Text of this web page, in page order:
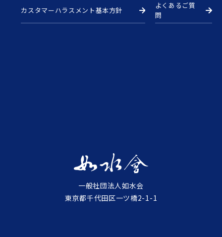
一般社団法人如水会
東京都千代田区一ツ橋2-1-1
カスタマーハラスメント基本方針
よくあるご質
問